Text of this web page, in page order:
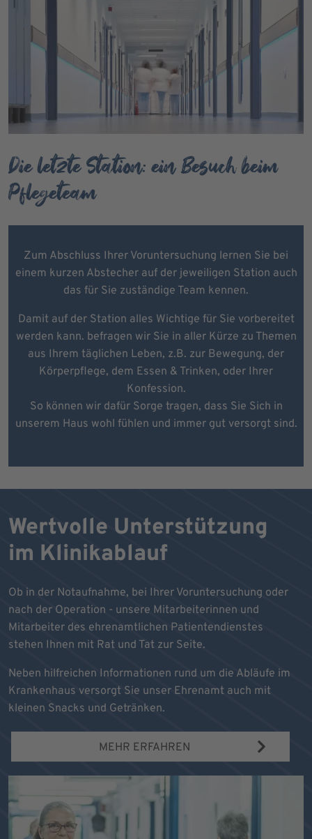
Die letzte Station: ein Besuch beim
Pflegeteam
Zum Abschluss Ihrer Voruntersuchung lernen Sie bei
einem kurzen Abstecher auf der jeweiligen Station auch
das für Sie zuständige Team kennen.
Damit auf der Station alles Wichtige für Sie vorbereitet
werden kann. befragen wir Sie in aller Kürze zu Themen
aus Ihrem täglichen Leben, z.B. zur Bewegung, der
Körperpflege, dem Essen & Trinken, oder Ihrer
Konfession.
So können wir dafür Sorge tragen, dass Sie Sich in
unserem Haus wohl fühlen und immer gut versorgt sind.
Wertvolle Unterstützung
im Klinikablauf
Ob in der Notaufnahme, bei Ihrer Voruntersuchung oder
nach der Operation - unsere Mitarbeiterinnen und
Mitarbeiter des ehrenamtlichen Patientendienstes
stehen Ihnen mit Rat und Tat zur Seite.
Neben hilfreichen Informationen rund um die Abläufe im
Krankenhaus versorgt Sie unser Ehrenamt auch mit
kleinen Snacks und Getränken.
MEHR ERFAHREN